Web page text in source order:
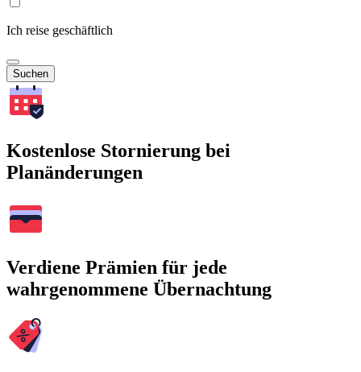
Ich reise geschäftlich
Suchen
Kostenlose Stornierung bei
Planänderungen
Verdiene Prämien für jede
wahrgenommene Übernachtung